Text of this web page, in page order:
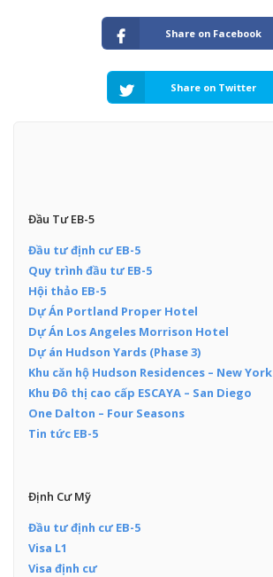
Share on Facebook
Share on Twitter
Đầu Tư EB-5
Đầu tư định cư EB-5
Quy trình đầu tư EB-5
Hội thảo EB-5
Dự Án Portland Proper Hotel
Dự Án Los Angeles Morrison Hotel
Dự án Hudson Yards (Phase 3)
Khu căn hộ Hudson Residences – New York
Khu Đô thị cao cấp ESCAYA – San Diego
One Dalton – Four Seasons
Tin tức EB-5
Định Cư Mỹ
Đầu tư định cư EB-5
Visa L1
Visa định cư